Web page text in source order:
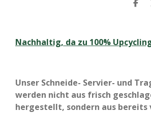
T
e
n
Nachhaltig, da zu 100%
Unser Schneide- Servier- und
werden nicht aus frisch
hergestellt, sondern aus bereits